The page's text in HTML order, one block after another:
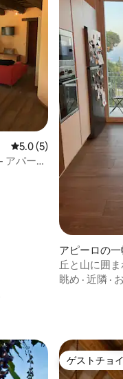
レビュー5件、5つ星中
5.0 (5)
アパート
アピーロの
丘と山に囲
眺め · 近隣 ·
ゲストチョ
ゲストチョ